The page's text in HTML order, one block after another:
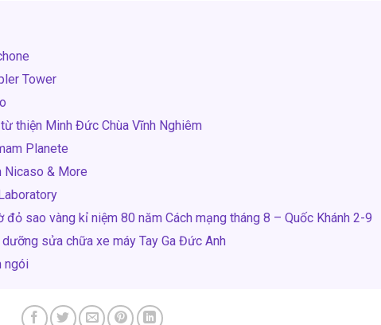
Tower
thiện Minh Đức Chùa Vĩnh Nghiêm
Planete
Nicaso & More
đỏ sao vàng kỉ niệm 80 năm Cách mạng tháng 8 – Quốc Khánh 2-9
sửa chữa xe máy Tay Ga Đức Anh
ngói